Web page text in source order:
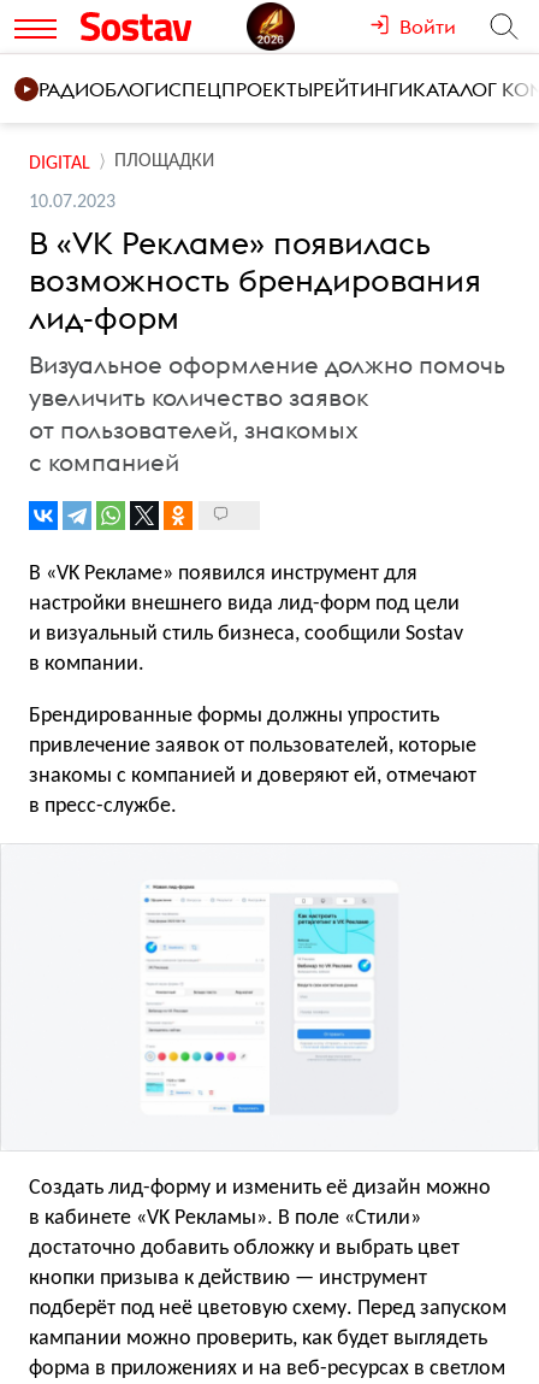
Войти
РАДИОБЛОГИСПЕЦПРОЕКТЫРЕЙТИНГИКАТАЛОГ
DIGITAL ПЛОЩАДКИ
10.07.2023
В «VK Рекламе» появилась
возможность брендирования
лид-форм
Визуальное оформление должно помочь
увеличить количество заявок
от пользователей, знакомых
с компанией
В «VK Рекламе» появился инструмент для
настройки внешнего вида лид-форм под цели
и визуальный стиль бизнеса, сообщили Sostav
в компании.
Брендированные формы должны упростить
привлечение заявок от пользователей, которые
знакомы с компанией и доверяют ей, отмечают
в пресс-службе.
Создать лид-форму и изменить её дизайн можно
в кабинете «VK Рекламы». В поле «Стили»
достаточно добавить обложку и выбрать цвет
кнопки призыва к действию — инструмент
подберёт под неё цветовую схему. Перед запуском
кампании можно проверить, как будет выглядеть
форма в приложениях и на веб-ресурсах в светлом